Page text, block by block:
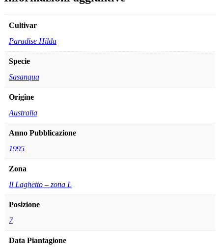
Cultivar
Paradise Hilda
Specie
Sasanqua
Origine
Australia
Anno Pubblicazione
1995
Zona
Il Laghetto – zona L
Posizione
7
Data Piantagione